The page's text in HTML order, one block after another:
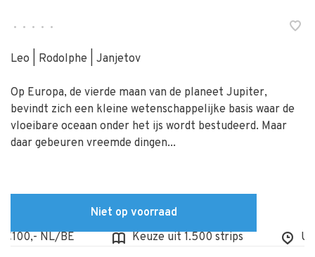
• • • • •
Leo | Rodolphe | Janjetov
Op Europa, de vierde maan van de planeet Jupiter,
bevindt zich een kleine wetenschappelijke basis waar de
vloeibare oceaan onder het ijs wordt bestudeerd. Maar
daar gebeuren vreemde dingen...
Niet op voorraad
NL/BE
Keuze uit 1.500 strips Uit